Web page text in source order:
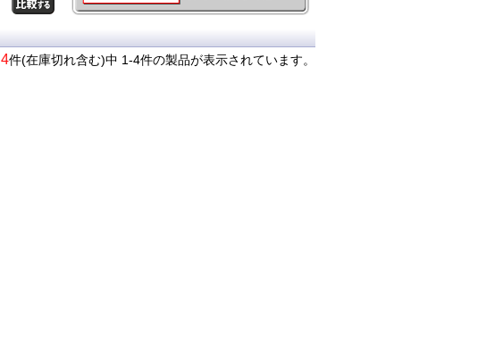
4件(在庫切れ含む)中 1-4件の製品が表示されています。